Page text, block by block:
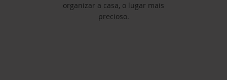
organizar a casa, o lugar mais
precioso.